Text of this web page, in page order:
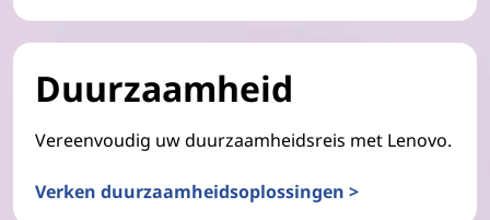
Duurzaamheid
Vereenvoudig uw duurzaamheidsreis met Lenovo.
Verken duurzaamheidsoplossingen >